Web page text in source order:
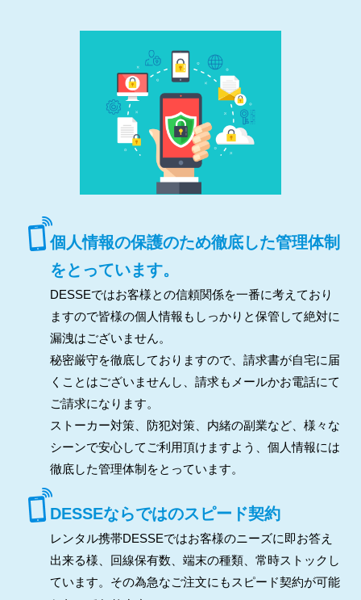
個人情報の保護のため徹底した管理体制
をとっています。
DESSEではお客様との信頼関係を一番に考えており
ますので皆様の個人情報もしっかりと保管して絶対に
漏洩はございません。
秘密厳守を徹底しておりますので、請求書が自宅に届
くことはございませんし、請求もメールかお電話にて
ご請求になります。
ストーカー対策、防犯対策、内緒の副業など、様々な
シーンで安心してご利用頂けますよう、個人情報には
徹底した管理体制をとっています。
DESSEならではのスピード契約
レンタル携帯DESSEではお客様のニーズに即お答え
出来る様、回線保有数、端末の種類、常時ストックし
ています。その為急なご注文にもスピード契約が可能